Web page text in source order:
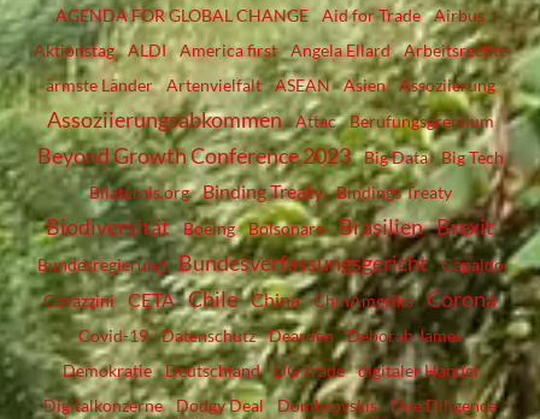
AGENDA FOR GLOBAL CHANGE
Aid for Trade
Airbus
Aktionstag
ALDI America first Angela Ellard
Arbeitsrechte
ärmste Länder
Artenvielfalt ASEAN Asien Assoziierung
Assoziierungsabkommen Attac Berufungsgremium
Beyond Growth Conference 2023 Big Data
Big Tech
Bilaterals.org
Binding Treaty Bindings Treaty
Biodiversität Boeing Bolsonaro Brasilien Brexit
Bundesregierung Bundesverfassungsgericht
Capaldo
Cavazzini
CETA Chile China ChinAmerika Corona
Covid-19 Datenschutz Dearden
Deborah James
Demokratie
Deutschland DG Trade
digitaler Handel
Digitalkonzerne
Dodgy Deal Dombrovskis Due Diligence